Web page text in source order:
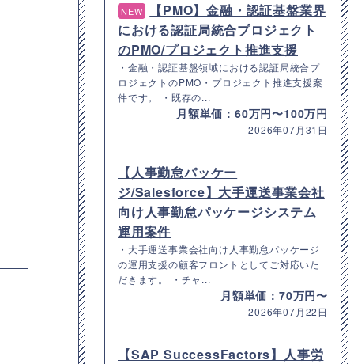
NEW
【PMO】金融・認証基盤業界
における認証局統合プロジェクト
のPMO/プロジェクト推進支援
・金融・認証基盤領域における認証局統合プ
ロジェクトのPMO・プロジェクト推進支援案
件です。 ・既存の...
月額単価：60万円〜100万円
2026年07月31日
【人事勤怠パッケー
ジ/Salesforce】大手運送事業会社
向け人事勤怠パッケージシステム
運用案件
・大手運送事業会社向け人事勤怠パッケージ
の運用支援の顧客フロントとしてご対応いた
だきます。 ・チャ...
月額単価：70万円〜
2026年07月22日
【SAP SuccessFactors】人事労